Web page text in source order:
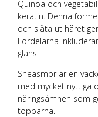
Quinoa och
keratin. Denna
och släta ut håret
Fördelarna
glans.
Sheasmör är en
med mycket nyttiga
näringsämnen som
topparna.